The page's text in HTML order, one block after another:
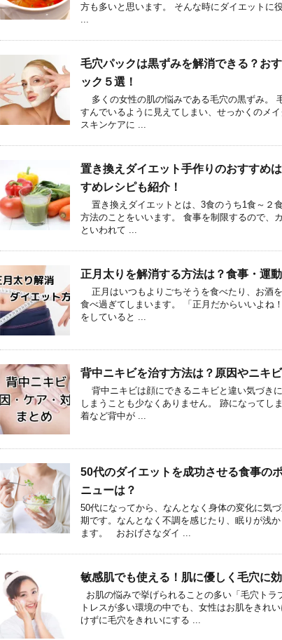
方も多いと思います。 そんな時にダイエット
...
毛穴パックは黒ずみを解消できる？お
ック５選！
多くの女性の肌の悩みである毛穴の黒ずみ。
すんでいるように見えてしまい、せっかくのメ
スキンケアに ...
置き換えダイエット手作りのおすすめ
すめレシピも紹介！
置き換えダイエットとは、3食のうち1食～２
方法のことをいいます。 食事を制限するので、
といわれて ...
正月太りを解消する方法は？食事・運
正月はいつもよりごちそうを食べたり、お酒
食べ過ぎてしまいます。 「正月だからいいよね
をしていると ...
背中ニキビを治す方法は？原因やニキ
背中ニキビは顔にできるニキビと違い気づき
しまうことも少なくありません。 跡になってし
着など背中が ...
50代のダイエットを成功させる食事の
ニューは？
50代になってから、なんとなく身体の変化に気
期です。なんとなく不調を感じたり、眠りが浅
ます。 おおげさなダイ ...
敏感肌でも使える！肌に優しく毛穴に
お肌の悩みで挙げられることの多い「毛穴ト
トレスが多い環境の中でも、女性はお肌をきれ
けずに毛穴をきれいにする ...